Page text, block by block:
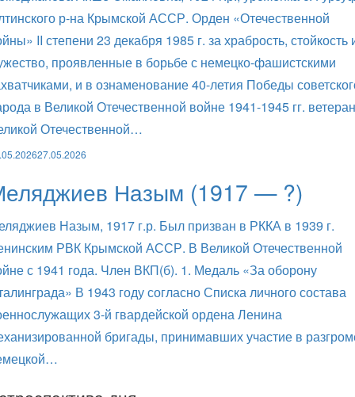
р-на Крымской АССР. Орден «Отечественной
II степени 23 декабря 1985 г. за храбрость, стойкость
проявленные в борьбе с немецко-фашистскими
и в ознаменование 40-летия Победы
в Великой Отечественной войне 1941-1945 гг. ветеран
Отечественной…
27.05.2026
Назым (1917 — ?)
Назым, 1917 г.р. Был призван в РККА в 1939 г.
РВК Крымской АССР. В Великой Отечественной
с 1941 года. Член ВКП(б). 1. Медаль «За оборону
В 1943 году согласно Списка личного состава
3-й гвардейской ордена Ленина
бригады, принимавших участие в